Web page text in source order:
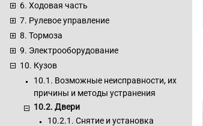
6. Ходовая часть
7. Рулевое управление
8. Тормоза
9. Электрооборудование
10. Кузов
10.1. Возможные неисправности, их
причины и методы устранения
10.2. Двери
10.2.1. Снятие и установка